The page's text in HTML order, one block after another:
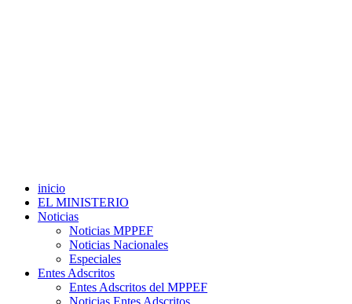
inicio
EL MINISTERIO
Noticias
Noticias MPPEF
Noticias Nacionales
Especiales
Entes Adscritos
Entes Adscritos del MPPEF
Noticias Entes Adscritos